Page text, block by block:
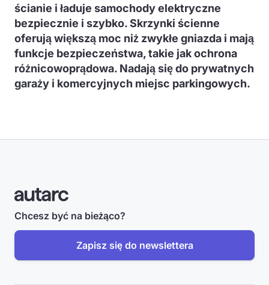
ścianie i ładuje samochody elektryczne
bezpiecznie i szybko. Skrzynki ścienne
oferują większą moc niż zwykłe gniazda i mają
funkcje bezpieczeństwa, takie jak ochrona
różnicowoprądowa. Nadają się do prywatnych
garaży i komercyjnych miejsc parkingowych.
Chcesz być na bieżąco?
Zapisz się do newslettera